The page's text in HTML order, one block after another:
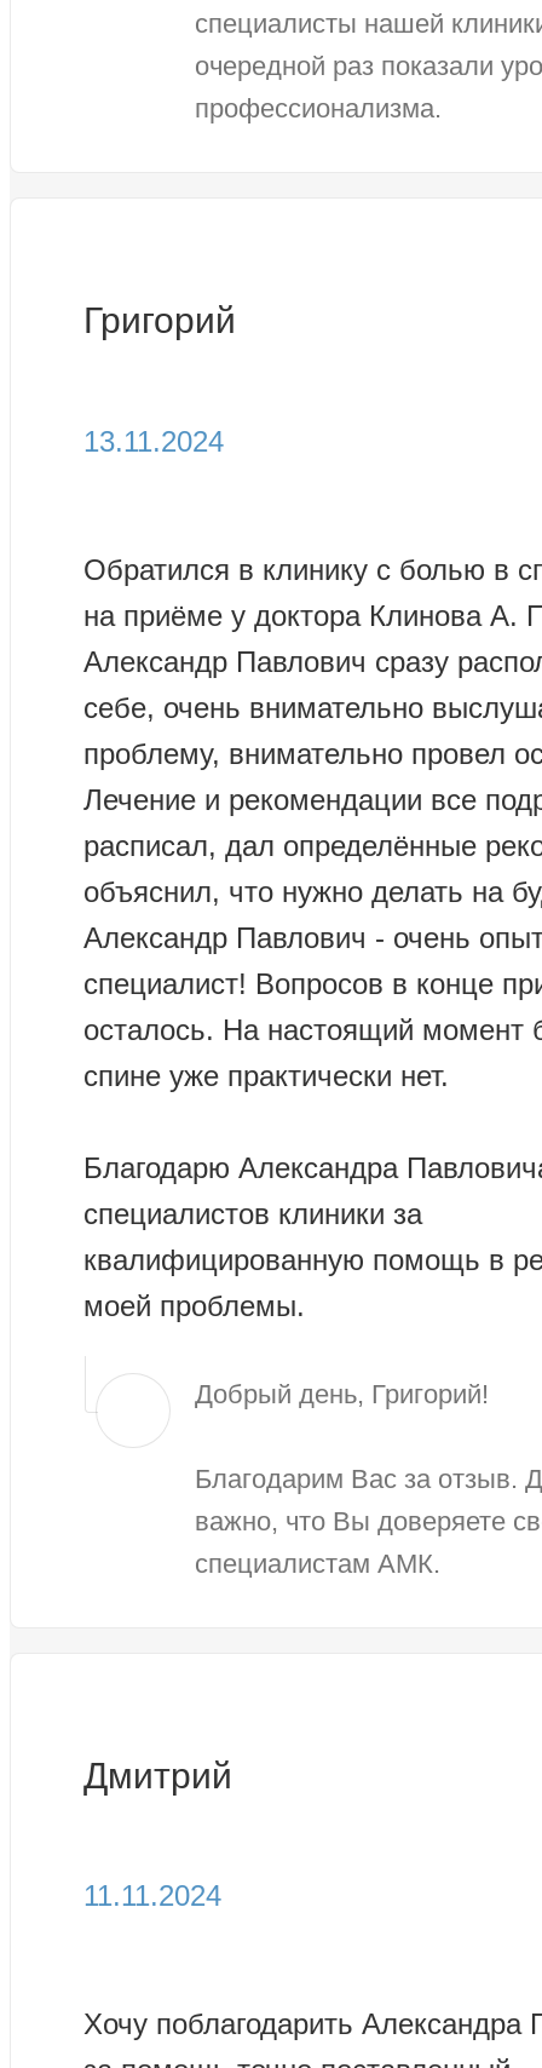
специалисты нашей
очередной раз показали
профессионализма.
Григорий
13.11.2024
Обратился в клинику с болью в
на приёме у доктора Клинова А.
Александр Павлович сразу
себе, очень внимательно
проблему, внимательно провел
Лечение и рекомендации все
расписал, дал определённые
объяснил, что нужно делать на
Александр Павлович - очень
специалист! Вопросов в конце
осталось. На настоящий момент
спине уже практически нет.
Благодарю Александра
специалистов клиники за
квалифицированную помощь в
моей проблемы.
Добрый день, Григорий!
Благодарим Вас за отзыв.
важно, что Вы доверяете
специалистам АМК.
Дмитрий
11.11.2024
Хочу поблагодарить Александра